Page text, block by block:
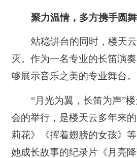
聚力温情，多方携手圆
站稳讲台的同时，楼天
灭。作为一名专业的长笛演
够展示音乐之美的专业舞台。
“月光为翼，长笛为声”
会的举行，是楼天云多年来
莉花》《挥着翅膀的女孩》
她成长故事的纪录片《月亮